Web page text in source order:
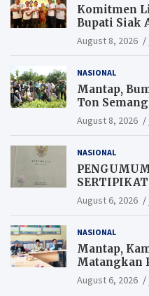
Komitmen
Bupati Siak
August 8, 2026
NASIONAL
Mantap,
Ton
Pangan
August 8, 2026
NASIONAL
August 6, 2026
NASIONAL
Mantap,
Matangkan
Warga yang
August 6, 2026